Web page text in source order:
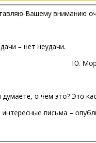
Вашему вниманию
– нет неудачи.
Ю.
думаете, о чем это? Это
письма –